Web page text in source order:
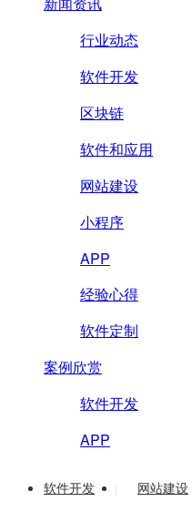
行业动态
软件开发
区块链
软件和应用
网站建设
小程序
APP
经验心得
软件定制
案例欣赏
软件开发
APP
软件开发 | 网站建设